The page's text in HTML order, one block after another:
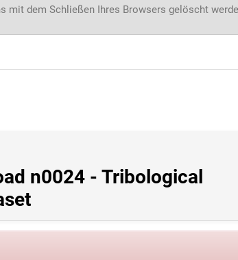
dem Schließen Ihres Browsers gelöscht
n0024 - Tribological